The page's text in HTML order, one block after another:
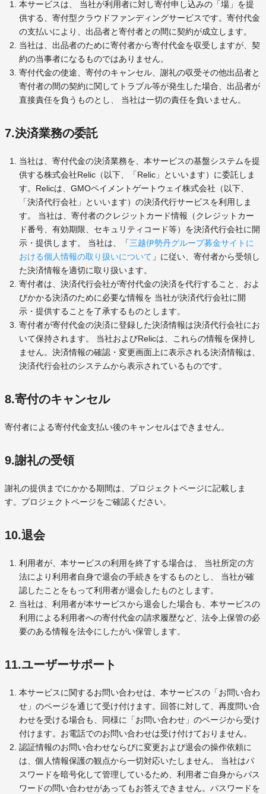
本サービスは、 当社が利用者に対し寄付申し込みの「場」を提
供する、寄付型クラウドファンディングサービスです。寄付代金
の支払いにより、出品者と寄付者との間に契約が成立します。
当社は、出品者のために寄付者から寄付代金を収受しますが、契
約の当事者になるものではありません。
寄付代金の使途、寄付のキャンセル、謝礼の収受その他出品者と
寄付者の間の契約に関してトラブル等が発生した場合、出品者が
直接責任を負うものとし、 当社は一切の責任を負いません。
7.決済業務の委託
当社は、寄付代金の決済業務を、本サービスの基盤システムを提
供する株式会社Relic（以下、「Relic」といいます）に委託しま
す。Relicは、GMOペイメントゲートウェイ株式会社（以下、
「決済代行会社」といいます）の決済代行サービスを利用しま
す。 当社は、寄付者のクレジットカード情報（クレジットカー
ド番号、有効期限、セキュリティコード等）を決済代行会社に開
示・提供します。 当社は、「三越伊勢丹グループ募金サイトに
おける個人情報の取り扱いについて 」に従い、寄付者から受領し
た決済情報を適切に取り扱います。
寄付者は、決済代行会社が寄付代金の決済を代行すること、およ
びかかる決済のために必要な情報を 当社が決済代行会社に開
示・提供することを了承するものとします。
寄付者が寄付代金の決済に登録した決済情報は決済代行会社にお
いて保持されます。 当社およびRelicは、これらの情報を保持し
ません。決済情報の確認・変更画面上に表示される決済情報は、
決済代行会社のシステムから表示されているものです。
8.寄付のキャンセル
寄付者による寄付代金支払い後のキャンセルはできません。
9.謝礼の受領
謝礼の提供までにかかる期間は、プロジェクトページに記載しま
す。プロジェクトページをご確認ください。
10.退会
利用者が、本サービスの利用を終了する場合は、 当社所定の方
法により利用者自身で退会の手続きをするものとし、 当社が確
認したことをもって利用者が退会したものとします。
当社は、利用者が本サービスから退会した場合も、本サービスの
利用による利用者への寄付代金の請求履歴など、法令上保管の必
要のある情報を法令にしたがい保管します。
11.ユーザーサポート
本サービスに関するお問い合わせは、本サービスの「お問い合わ
せ」のページを通じて受け付けます。回答に対して、再度問い合
わせを受ける場合も、同様に「お問い合わせ」のページから受け
付けます。お電話でのお問い合わせは受け付けておりません。
認証情報のお問い合わせならびに変更および退会の操作依頼に
は、個人情報保護の観点から一切対応いたしません。 当社はパ
スワードを暗号化して管理しているため、利用者ご自身からパス
ワードの問い合わせがあってもお答えできません。パスワードを